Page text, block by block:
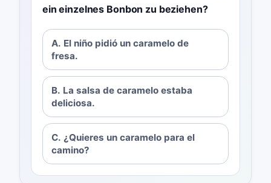
ein einzelnes Bonbon zu beziehen?
A. El niño pidió un caramelo de
fresa.
B. La salsa de caramelo estaba
deliciosa.
C. ¿Quieres un caramelo para el
camino?